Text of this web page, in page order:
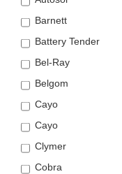
Barnett
Battery Tender
Bel-Ray
Belgom
Cayo
Cayo
Clymer
Cobra